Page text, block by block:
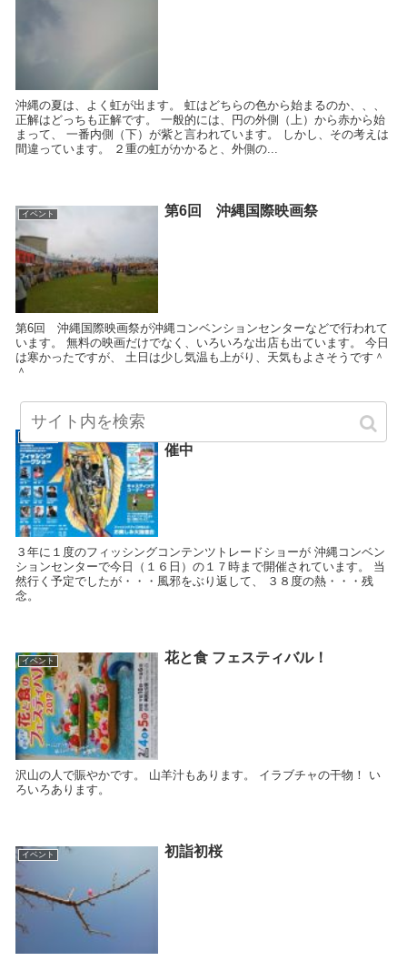
沖縄の夏は、よく虹が出ます。 虹はどちらの色から始まるのか、、、
正解はどっちも正解です。 一般的には、円の外側（上）から赤から始
まって、 一番内側（下）が紫と言われています。 しかし、その考えは
間違っています。 ２重の虹がかかると、外側の...
イベント 第6回 沖縄国際映画祭
第6回 沖縄国際映画祭が沖縄コンベンションセンターなどで行われて
います。 無料の映画だけでなく、いろいろな出店も出ています。 今日
は寒かったですが、 土日は少し気温も上がり、天気もよさそうです＾
＾
フィッシングショー１７時まで開
催中
３年に１度のフィッシングコンテンツトレードショーが 沖縄コンベン
ションセンターで今日（１６日）の１７時まで開催されています。 当
然行く予定でしたが・・・風邪をぶり返して、 ３８度の熱・・・残
念。
イベント 花と食 フェスティバル！
沢山の人で賑やかです。 山羊汁もあります。 イラブチャの干物！ い
ろいろあります。
イベント 初詣初桜